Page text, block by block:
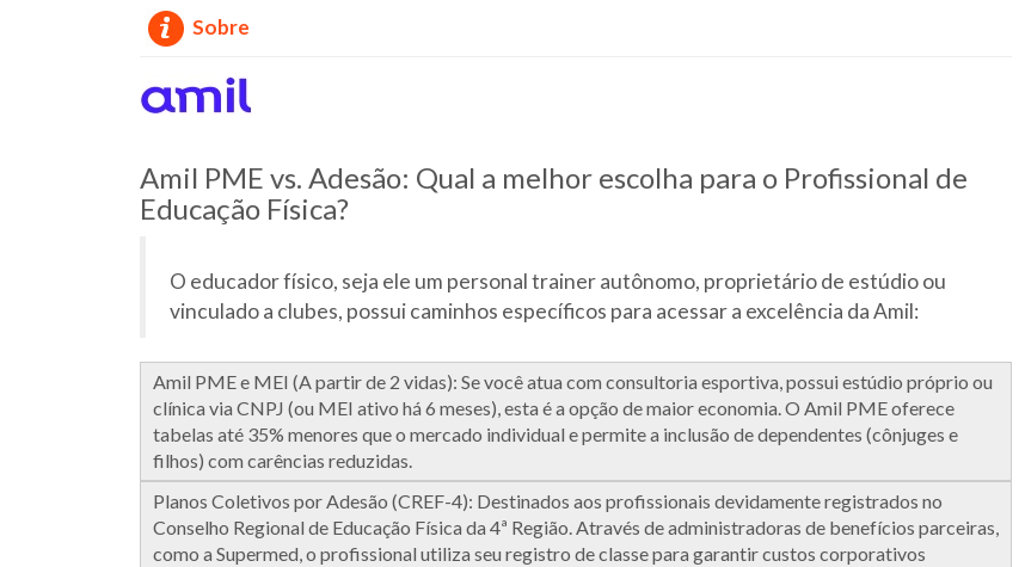
Sobre
Amil PME vs. Adesão: Qual a melhor escolha para o Profissional de
Educação Física?
O educador físico, seja ele um personal trainer autônomo, proprietário de estúdio ou
vinculado a clubes, possui caminhos específicos para acessar a excelência da Amil:
Amil PME e MEI (A partir de 2 vidas): Se você atua com consultoria esportiva, possui estúdio próprio ou
clínica via CNPJ (ou MEI ativo há 6 meses), esta é a opção de maior economia. O Amil PME oferece
tabelas até 35% menores que o mercado individual e permite a inclusão de dependentes (cônjuges e
filhos) com carências reduzidas.
Planos Coletivos por Adesão (CREF-4): Destinados aos profissionais devidamente registrados no
Conselho Regional de Educação Física da 4ª Região. Através de administradoras de benefícios parceiras,
como a Supermed, o profissional utiliza seu registro de classe para garantir custos corporativos